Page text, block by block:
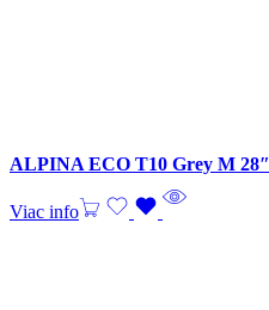
ALPINA ECO T10 Grey M 28″
Viac info